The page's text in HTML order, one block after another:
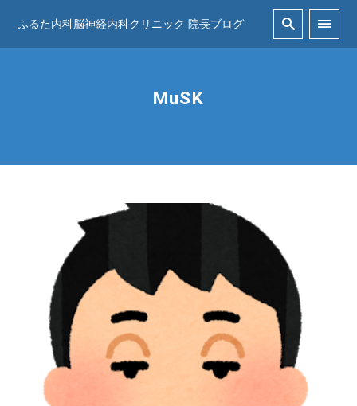
ふるた内科脳神経内科クリニック 院長ブログ
MuSK